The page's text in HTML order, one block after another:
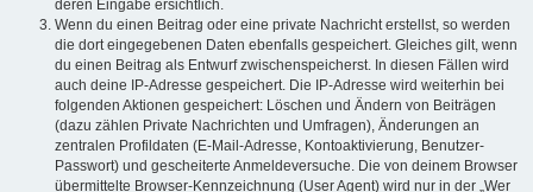
deren Eingabe ersichtlich.
Wenn du einen Beitrag oder eine private Nachricht erstellst, so werden
die dort eingegebenen Daten ebenfalls gespeichert. Gleiches gilt, wenn
du einen Beitrag als Entwurf zwischenspeicherst. In diesen Fällen wird
auch deine IP-Adresse gespeichert. Die IP-Adresse wird weiterhin bei
folgenden Aktionen gespeichert: Löschen und Ändern von Beiträgen
(dazu zählen Private Nachrichten und Umfragen), Änderungen an
zentralen Profildaten (E-Mail-Adresse, Kontoaktivierung, Benutzer-
Passwort) und gescheiterte Anmeldeversuche. Die von deinem Browser
übermittelte Browser-Kennzeichnung (User Agent) wird nur in der „Wer